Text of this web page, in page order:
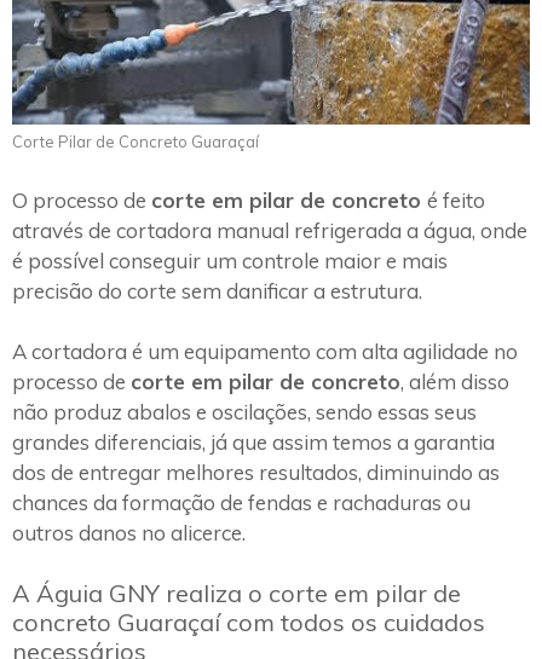
Corte Pilar de Concreto Guaraçaí
O processo de corte em pilar de concreto é feito
através de cortadora manual refrigerada a água, onde
é possível conseguir um controle maior e mais
precisão do corte sem danificar a estrutura.
A cortadora é um equipamento com alta agilidade no
processo de corte em pilar de concreto, além disso
não produz abalos e oscilações, sendo essas seus
grandes diferenciais, já que assim temos a garantia
dos de entregar melhores resultados, diminuindo as
chances da formação de fendas e rachaduras ou
outros danos no alicerce.
A Águia GNY realiza o corte em pilar de
concreto Guaraçaí com todos os cuidados
necessários